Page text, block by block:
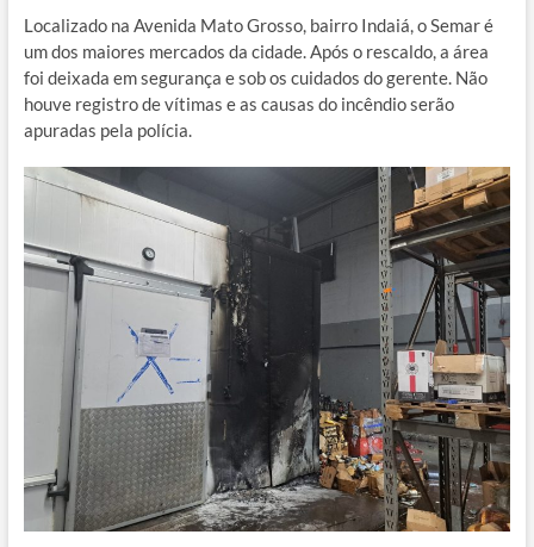
Localizado na Avenida Mato Grosso, bairro Indaiá, oSemaré
um dos maiores mercados da cidade. Após o rescaldo, a área
foi deixada em segurança e sob os cuidados do gerente. Não
houve registro de vítimas e as causas do incêndio serão
apuradas pela polícia.